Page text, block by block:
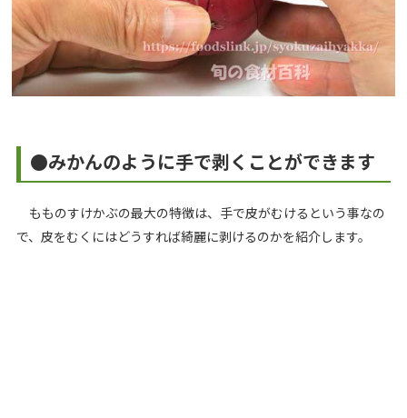
●みかんのように手で剥くことができます
もものすけかぶの最大の特徴は、手で皮がむけるという事なの
で、皮をむくにはどうすれば綺麗に剥けるのかを紹介します。